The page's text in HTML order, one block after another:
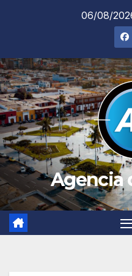
06/08/
Agencia